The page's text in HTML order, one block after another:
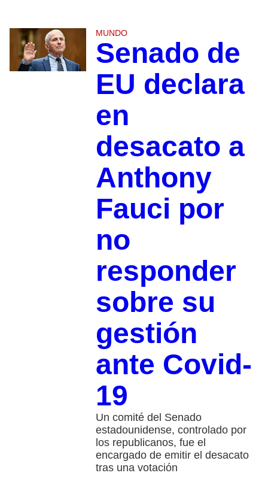
MUNDO
Senado de
EU declara
en
desacato a
Anthony
Fauci por
no
responder
sobre su
gestión
ante Covid-
19
Un comité del Senado
estadounidense, controlado por
los republicanos, fue el
encargado de emitir el desacato
tras una votación